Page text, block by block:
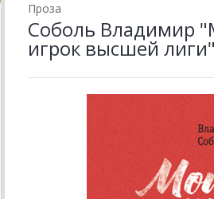
Проза
Соболь Владимир
игрок высшей лиги"